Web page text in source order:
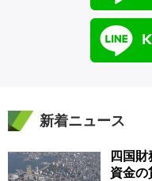
新着ニュース
四国
資金